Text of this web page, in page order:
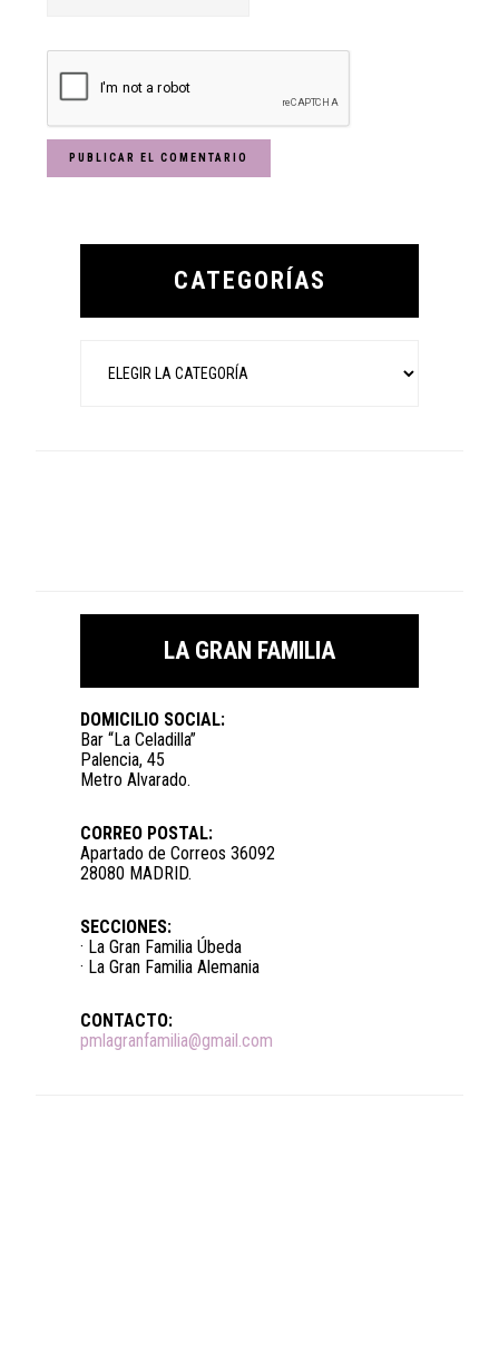
Primary
CATEGORÍAS
LA GRAN FAMILIA
DOMICILIO SOCIAL:
Bar “La Celadilla”
Palencia, 45
Metro Alvarado.
CORREO POSTAL:
Apartado de Correos 36092
28080 MADRID.
SECCIONES:
· La Gran Familia Úbeda
· La Gran Familia Alemania
CONTACTO:
pmlagranfamilia@gmail.com